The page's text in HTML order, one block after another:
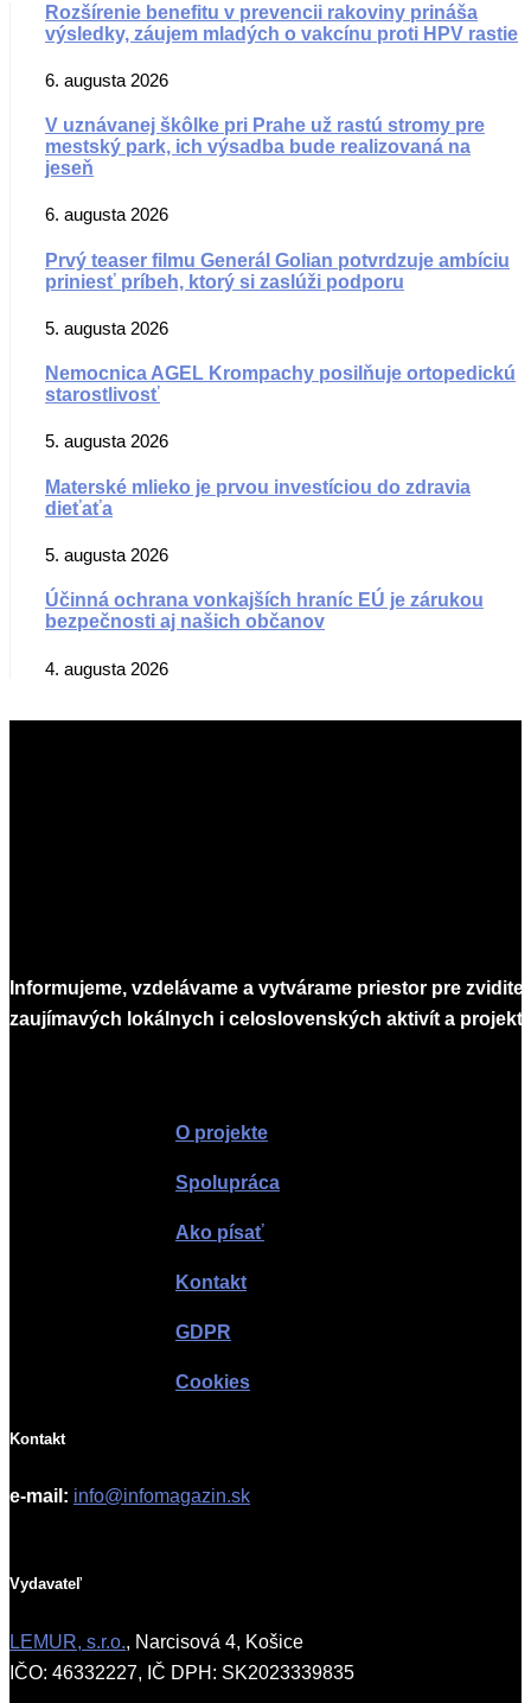
Rozšírenie benefitu v prevencii rakoviny prináša
výsledky, záujem mladých o vakcínu proti HPV rastie
6. augusta 2026
V uznávanej škôlke pri Prahe už rastú stromy pre
mestský park, ich výsadba bude realizovaná na
jeseň
6. augusta 2026
Prvý teaser filmu Generál Golian potvrdzuje ambíciu
priniesť príbeh, ktorý si zaslúži podporu
5. augusta 2026
Nemocnica AGEL Krompachy posilňuje ortopedickú
starostlivosť
5. augusta 2026
Materské mlieko je prvou investíciou do zdravia
dieťaťa
5. augusta 2026
Účinná ochrana vonkajších hraníc EÚ je zárukou
bezpečnosti aj našich občanov
4. augusta 2026
Informujeme, vzdelávame a vytvárame priestor pre
zaujímavých lokálnych i celoslovenských aktivít a
O projekte
Spolupráca
Ako písať
Kontakt
GDPR
Cookies
Kontakt
e-mail: info@infomagazin.sk
Vydavateľ
LEMUR, s.r.o., Narcisová 4, Košice
IČO: 46332227, IČ DPH: SK2023339835